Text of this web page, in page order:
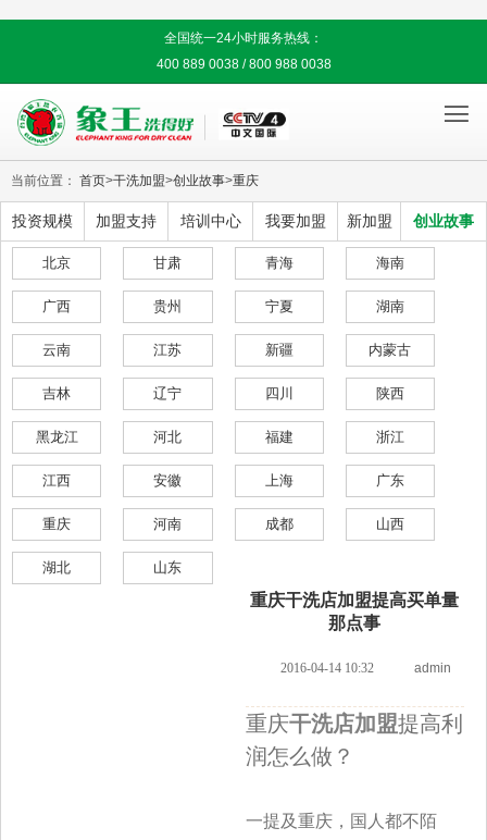
全国统一24小时服务热线：
400 889 0038 / 800 988 0038

当前位置： 首页>干洗加盟>创业故事>重庆
投资规模 加盟支持 培训中心 我要加盟 新加盟 创业故事
北京 甘肃 青海 海南
广西 贵州 宁夏 湖南
云南 江苏 新疆 内蒙古
吉林 辽宁 四川 陕西
黑龙江 河北 福建 浙江
江西 安徽 上海 广东
重庆 河南 成都 山西
湖北 山东
重庆干洗店加盟提高买单量
那点事
2016-04-14 10:32 admin
重庆干洗店加盟提高利
润怎么做？
一提及重庆，国人都不陌